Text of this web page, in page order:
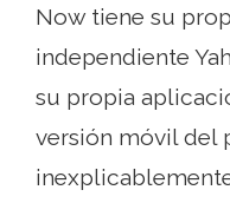
Now tiene su
independiente
su propia
versión móvil del